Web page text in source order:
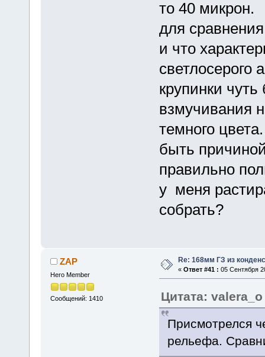
то 40 микрон.
для
и что
светлосерого
крупинки
взмучивания
темного
быть
правильно
у меня
собрать?
ZAP
Hero Member
Сообщений: 1410
Re: 168мм ГЗ из
« Ответ #41 : 05 Сентября
Цитата:
Присмотрелся
рельефа.